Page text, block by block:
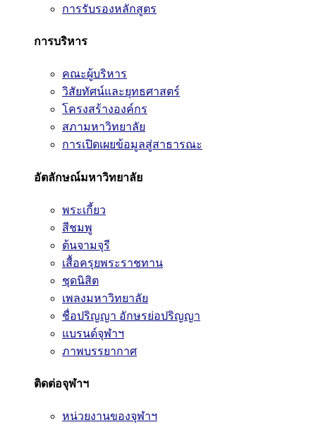
การรับรองหลักสูตร
การบริหาร
คณะผู้บริหาร
วิสัยทัศน์และยุทธศาสตร์
โครงสร้างองค์กร
สภามหาวิทยาลัย
การเปิดเผยข้อมูลสู่สาธารณะ
อัตลักษณ์มหาวิทยาลัย
พระเกี้ยว
สีชมพู
ต้นจามจุรี
เสื้อครุยพระราชทาน
ชุดนิสิต
เพลงมหาวิทยาลัย
ชื่อปริญญา อักษรย่อปริญญา
แบรนด์จุฬาฯ
ภาพบรรยากาศ
ติดต่อจุฬาฯ
หน่วยงานของจุฬาฯ